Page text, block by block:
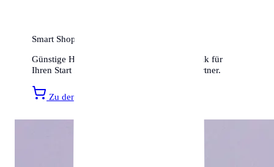
Smart Shopping für Ihr neues Zuhause
Günstige Haushaltsartikel, Möbel und Technik für
Ihren Start in Kiel finden Sie bei unserem Partner.
Zu den Amazon Angeboten »